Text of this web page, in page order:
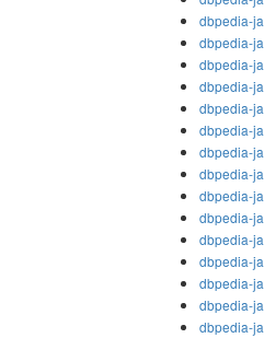
dbpedia-ja
dbpedia-ja
dbpedia-ja
dbpedia-ja
dbpedia-ja
dbpedia-ja
dbpedia-ja
dbpedia-ja
dbpedia-ja
dbpedia-ja
dbpedia-ja
dbpedia-ja
dbpedia-ja
dbpedia-ja
dbpedia-ja